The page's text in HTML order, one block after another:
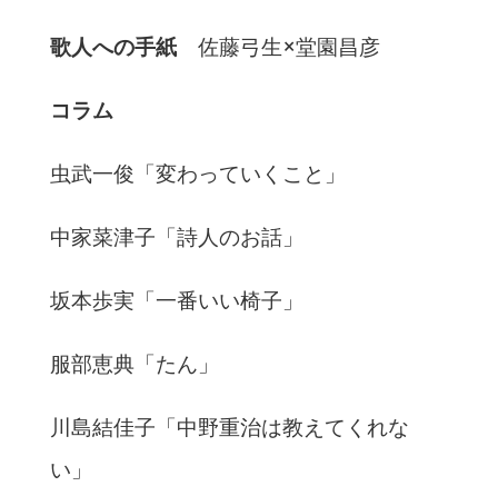
歌人への手紙 佐藤弓生×堂園昌彦
コラム
虫武一俊「変わっていくこと」
中家菜津子「詩人のお話」
坂本歩実「一番いい椅子」
服部恵典「たん」
川島結佳子「中野重治は教えてくれな
い」